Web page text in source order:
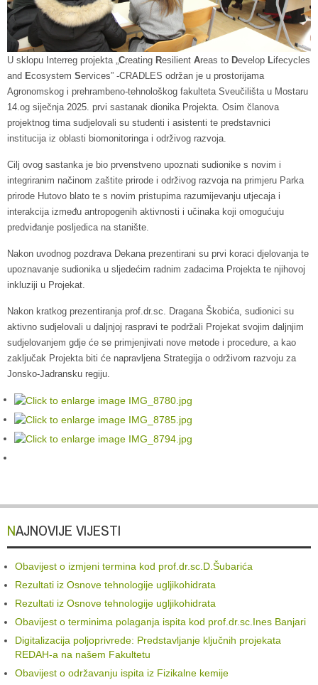
U sklopu Interreg projekta „Creating Resilient Areas to Develop Lifecycles
and Ecosystem Services” -CRADLES održan je u prostorijama
Agronomskog i prehrambeno-tehnološkog fakulteta Sveučilišta u Mostaru
14.og siječnja 2025. prvi sastanak dionika Projekta. Osim članova
projektnog tima sudjelovali su studenti i asistenti te predstavnici
institucija iz oblasti biomonitoringa i održivog razvoja.
Cilj ovog sastanka je bio prvenstveno upoznati sudionike s novim i
integriranim načinom zaštite prirode i održivog razvoja na primjeru Parka
prirode Hutovo blato te s novim pristupima razumijevanju utjecaja i
interakcija između antropogenih aktivnosti i učinaka koji omogućuju
predviđanje posljedica na stanište.
Nakon uvodnog pozdrava Dekana prezentirani su prvi koraci djelovanja te
upoznavanje sudionika u sljedećim radnim zadacima Projekta te njihovoj
inkluziji u Projekat.
Nakon kratkog prezentiranja prof.dr.sc. Dragana Škobića, sudionici su
aktivno sudjelovali u daljnjoj raspravi te podržali Projekat svojim daljnjim
sudjelovanjem gdje će se primjenjivati nove metode i procedure, a kao
zaključak Projekta biti će napravljena Strategija o održivom razvoju za
Jonsko-Jadransku regiju.
NAJNOVIJE VIJESTI
Obavijest o izmjeni termina kod prof.dr.sc.D.Šubarića
Rezultati iz Osnove tehnologije ugljikohidrata
Rezultati iz Osnove tehnologije ugljikohidrata
Obavijest o terminima polaganja ispita kod prof.dr.sc.Ines Banjari
Digitalizacija poljoprivrede: Predstavljanje ključnih projekata
REDAH-a na našem Fakultetu
Obavijest o održavanju ispita iz Fizikalne kemije